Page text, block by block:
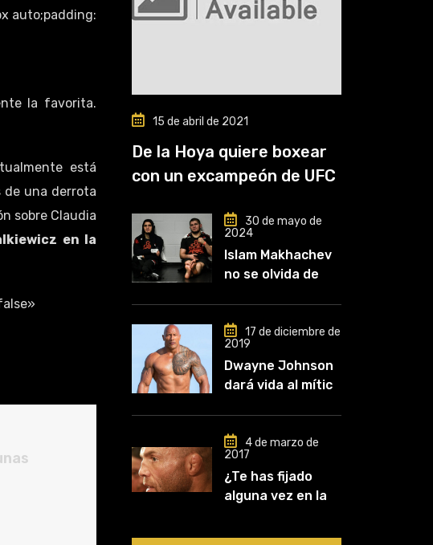
auto;padding:
la favorita.
está
de una derrota
sobre Claudia
en la
15 de abril de 2021
De la Hoya quiere boxear
con un excampeón de UFC
30 de mayo de
2024
Islam Makhachev
no se olvida de
que comencé a
entrenar, jugó un
papel clave en mi
carrera»
17 de diciembre de
2019
Dwayne Johnson
dará vida al mítico
4 de marzo de
2017
¿Te has fijado
alguna vez en las
luchadores?